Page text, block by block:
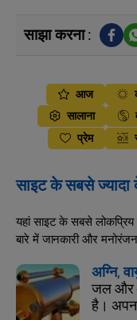
साझा करना :
आज
सालाना
प्रेम
साइट के सबसे
यहां साइट के सबसे
बारे में जानकारी और
अग्नि,
जल और
है।